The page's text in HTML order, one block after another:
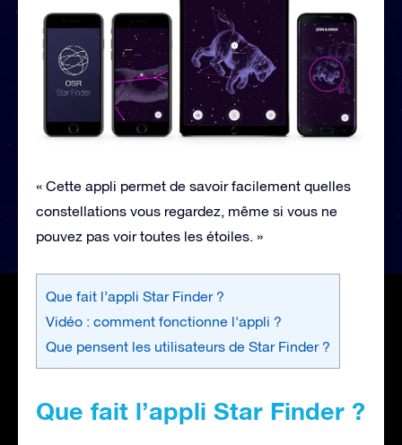
« Cette appli permet de savoir facilement quelles
constellations vous regardez, même si vous ne
pouvez pas voir toutes les étoiles. »
Que fait l’appli Star Finder ?
Vidéo : comment fonctionne l'appli ?
Que pensent les utilisateurs de Star Finder ?
Que fait l’appli Star Finder ?